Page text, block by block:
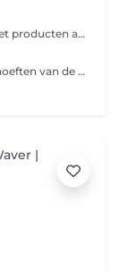
Ontspannende en reinigende behandeling. Met producten aangepast aan uw huidtype. Reiniging, peeling, verwijderen van onzuiverheden, epileren van de wenkbrauwen, masker, dag verzorging.
Behandeling aangepast aan de specifieke behoeften van de huid.